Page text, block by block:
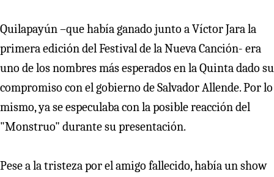
Quilapayún –que había ganado junto a Víctor Jara la
primera edición del Festival de la Nueva Canción- era
uno de los nombres más esperados en la Quinta dado su
compromiso con el gobierno de Salvador Allende. Por lo
mismo, ya se especulaba con la posible reacción del
"Monstruo" durante su presentación.
Pese a la tristeza por el amigo fallecido, había un show